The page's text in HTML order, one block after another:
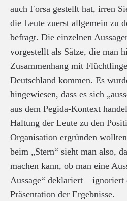
auch Forsa gestellt hat, irren
die Leute zuerst allgemein zu
befragt. Die einzelnen
vorgestellt als Sätze, die man
Zusammenhang mit
Deutschland kommen. Es
hingewiesen, dass es sich
aus dem Pegida-Kontext
Haltung der Leute zu den
Organisation ergründen
beim „Stern“ sieht man also,
machen kann, ob man eine
Aussage“ deklariert – ignoriert
Präsentation der Ergebnisse.